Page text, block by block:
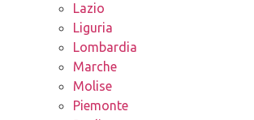
Lazio
Liguria
Lombardia
Marche
Molise
Piemonte